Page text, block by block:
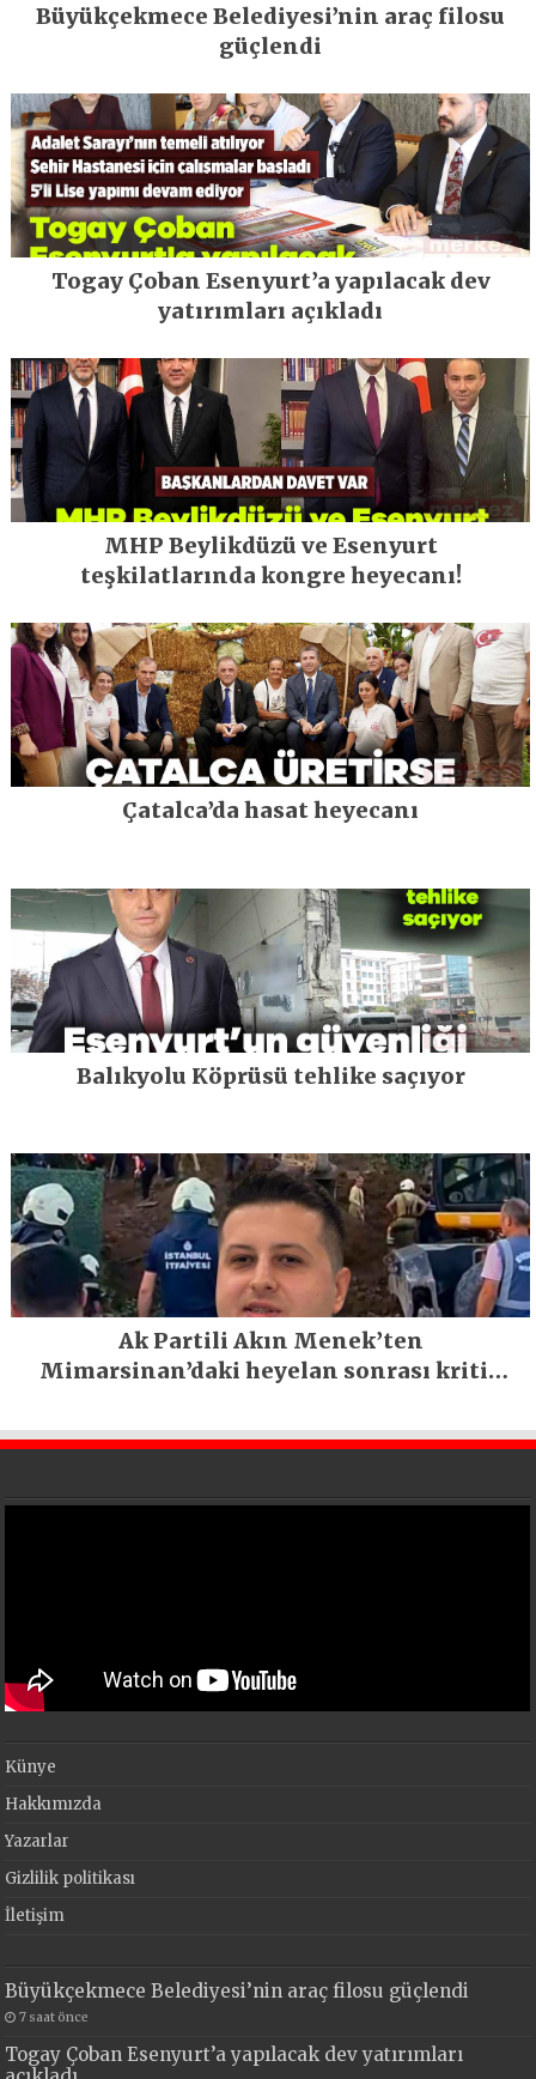
Büyükçekmece Belediyesi’nin araç filosu
güçlendi
Togay Çoban Esenyurt’a yapılacak dev
yatırımları açıkladı
MHP Beylikdüzü ve Esenyurt
teşkilatlarında kongre heyecanı!
Çatalca’da hasat heyecanı
Balıkyolu Köprüsü tehlike saçıyor
Ak Partili Akın Menek’ten
Mimarsinan’daki heyelan sonrası kritik
Künye
Hakkımızda
Yazarlar
Gizlilik politikası
İletişim
Büyükçekmece Belediyesi’nin araç filosu güçlendi
7 saat önce
Togay Çoban Esenyurt’a yapılacak dev yatırımları